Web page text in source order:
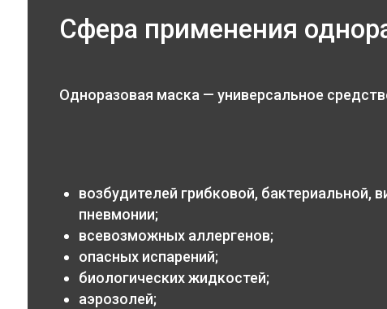
Сфера применения
Одноразовая маска — универсальное
возбудителей грибковой, бактериальной,
пневмонии;
всевозможных аллергенов;
опасных испарений;
биологических жидкостей;
аэрозолей;